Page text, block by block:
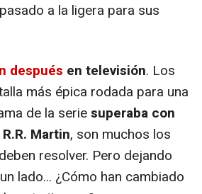
a la ligera para sus
después en televisión. Los
más épica rodada para una
de la seriesuperaba con
Martin, son muchos los
resolver. Pero dejando
lado... ¿Cómo han cambiado